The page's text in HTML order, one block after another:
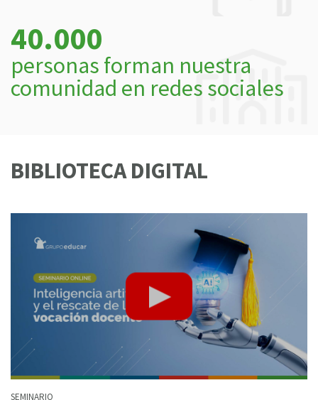
40.000
personas forman nuestra
comunidad en redes sociales
BIBLIOTECA DIGITAL
SEMINARIO